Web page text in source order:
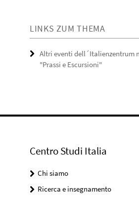
LINKS ZUM THEMA
Altri eventi dell´Italienzentrum
"Prassi e Escursioni"
Centro Studi Italia
Chi siamo
Ricerca e insegnamento